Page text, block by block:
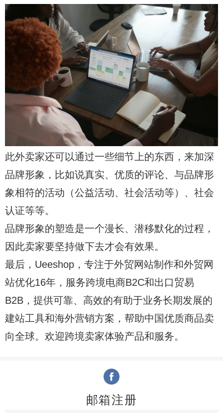
此外卖家还可以通过一些细节上的东西，来加深
品牌形象，比如说真实、优质的评论、与品牌形
象相符的活动（公益活动、社会活动等）、社会
认证等等。
品牌形象的塑造是一个漫长、潜移默化的过程，
因此卖家要坚持做下去才会有效果。
最后， Ueeshop，专注于外贸网站制作和外贸网
站优化16年，服务跨境电商B2C和出口贸易
B2B，提供可靠、高效的有助于业务长期发展的
建站工具和海外营销方案，帮助中国优质商品卖
向全球。欢迎跨境卖家体验产品和服务。
邮箱注册